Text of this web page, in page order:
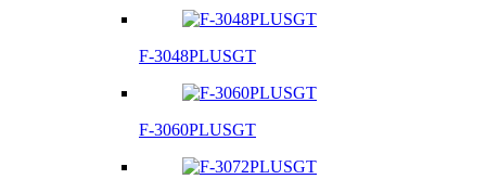
F-3048PLUSGT
F-3060PLUSGT